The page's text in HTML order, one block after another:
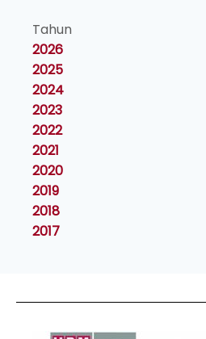
Tahun
2026
2025
2024
2023
2022
2021
2020
2019
2018
2017